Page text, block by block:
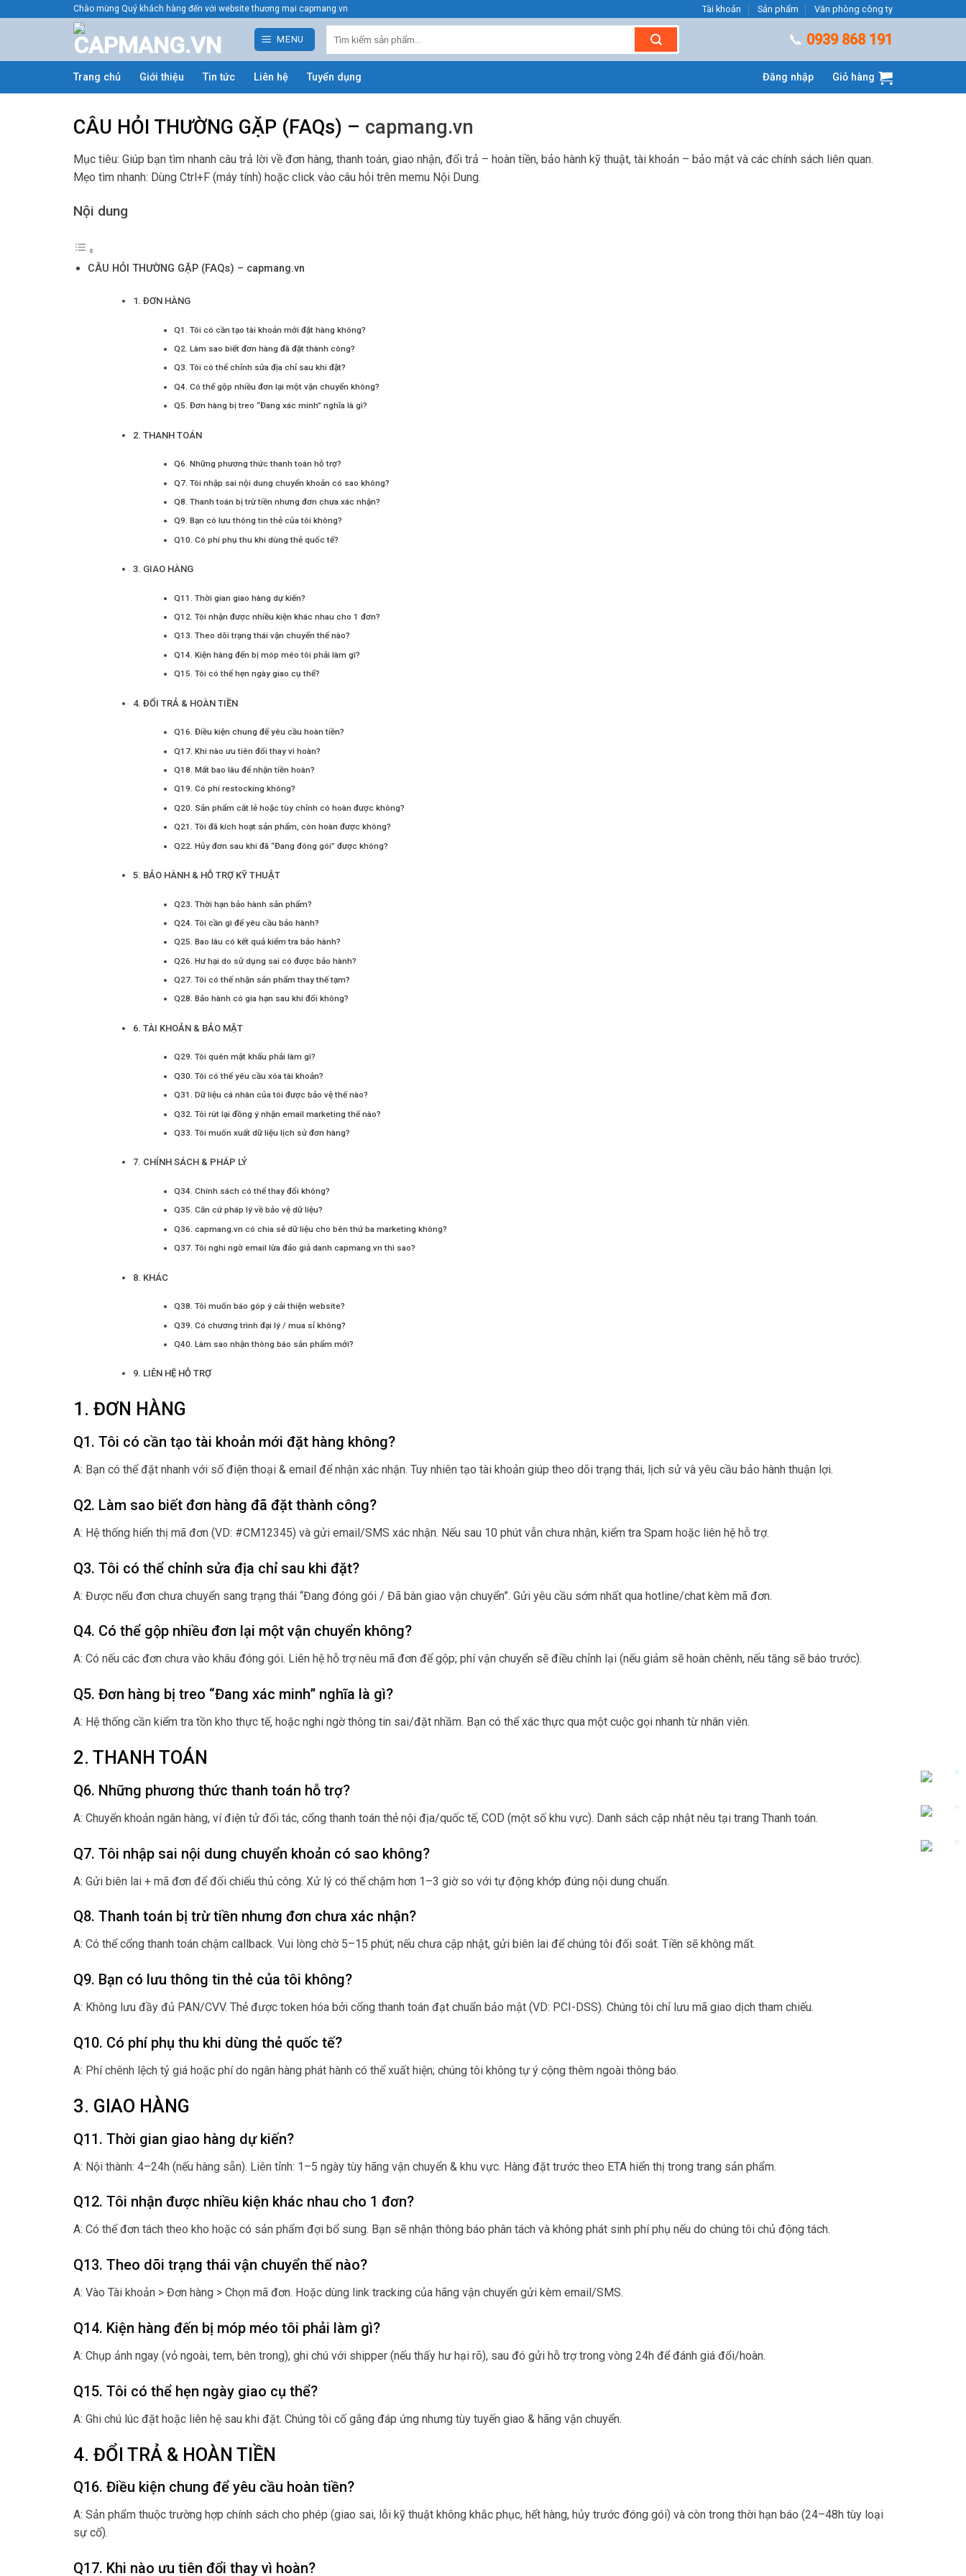
dung
Chào mừng Quý khách hàng đến với website thương mại capmang.vn Tài khoản Sản phẩm Văn phòng công ty
MENU
kiếm:
📞 0939 868 191
Trang chủ Giới thiệu Tin tức Liên hệ Tuyển dụng Đăng nhập Giỏ hàng
CÂU HỎI THƯỜNG GẶP (FAQs) – capmang.vn
Mục tiêu: Giúp bạn tìm nhanh câu trả lời về đơn hàng, thanh toán, giao nhận, đổi trả – hoàn tiền, bảo hành kỹ thuật, tài khoản – bảo mật và các chính sách liên quan.
Mẹo tìm nhanh: Dùng Ctrl+F (máy tính) hoặc click vào câu hỏi trên memu Nội Dung.
Nội dung
CÂU HỎI THƯỜNG GẶP (FAQs) – capmang.vn
1. ĐƠN HÀNG
Q1. Tôi có cần tạo tài khoản mới đặt hàng không?
Q2. Làm sao biết đơn hàng đã đặt thành công?
Q3. Tôi có thể chỉnh sửa địa chỉ sau khi đặt?
Q4. Có thể gộp nhiều đơn lại một vận chuyển không?
Q5. Đơn hàng bị treo “Đang xác minh” nghĩa là gì?
2. THANH TOÁN
Q6. Những phương thức thanh toán hỗ trợ?
Q7. Tôi nhập sai nội dung chuyển khoản có sao không?
Q8. Thanh toán bị trừ tiền nhưng đơn chưa xác nhận?
Q9. Bạn có lưu thông tin thẻ của tôi không?
Q10. Có phí phụ thu khi dùng thẻ quốc tế?
3. GIAO HÀNG
Q11. Thời gian giao hàng dự kiến?
Q12. Tôi nhận được nhiều kiện khác nhau cho 1 đơn?
Q13. Theo dõi trạng thái vận chuyển thế nào?
Q14. Kiện hàng đến bị móp méo tôi phải làm gì?
Q15. Tôi có thể hẹn ngày giao cụ thể?
4. ĐỔI TRẢ & HOÀN TIỀN
Q16. Điều kiện chung để yêu cầu hoàn tiền?
Q17. Khi nào ưu tiên đổi thay vì hoàn?
Q18. Mất bao lâu để nhận tiền hoàn?
Q19. Có phí restocking không?
Q20. Sản phẩm cắt lẻ hoặc tùy chỉnh có hoàn được không?
Q21. Tôi đã kích hoạt sản phẩm, còn hoàn được không?
Q22. Hủy đơn sau khi đã “Đang đóng gói” được không?
5. BẢO HÀNH & HỖ TRỢ KỸ THUẬT
Q23. Thời hạn bảo hành sản phẩm?
Q24. Tôi cần gì để yêu cầu bảo hành?
Q25. Bao lâu có kết quả kiểm tra bảo hành?
Q26. Hư hại do sử dụng sai có được bảo hành?
Q27. Tôi có thể nhận sản phẩm thay thế tạm?
Q28. Bảo hành có gia hạn sau khi đổi không?
6. TÀI KHOẢN & BẢO MẬT
Q29. Tôi quên mật khẩu phải làm gì?
Q30. Tôi có thể yêu cầu xóa tài khoản?
Q31. Dữ liệu cá nhân của tôi được bảo vệ thế nào?
Q32. Tôi rút lại đồng ý nhận email marketing thế nào?
Q33. Tôi muốn xuất dữ liệu lịch sử đơn hàng?
7. CHÍNH SÁCH & PHÁP LÝ
Q34. Chính sách có thể thay đổi không?
Q35. Căn cứ pháp lý về bảo vệ dữ liệu?
Q36. capmang.vn có chia sẻ dữ liệu cho bên thứ ba marketing không?
Q37. Tôi nghi ngờ email lừa đảo giả danh capmang.vn thì sao?
8. KHÁC
Q38. Tôi muốn báo góp ý cải thiện website?
Q39. Có chương trình đại lý / mua sỉ không?
Q40. Làm sao nhận thông báo sản phẩm mới?
9. LIÊN HỆ HỖ TRỢ
1. ĐƠN HÀNG
Q1. Tôi có cần tạo tài khoản mới đặt hàng không?
A: Bạn có thể đặt nhanh với số điện thoại & email để nhận xác nhận. Tuy nhiên tạo tài khoản giúp theo dõi trạng thái, lịch sử và yêu cầu bảo hành thuận lợi.
Q2. Làm sao biết đơn hàng đã đặt thành công?
A: Hệ thống hiển thị mã đơn (VD: #CM12345) và gửi email/SMS xác nhận. Nếu sau 10 phút vẫn chưa nhận, kiểm tra Spam hoặc liên hệ hỗ trợ.
Q3. Tôi có thể chỉnh sửa địa chỉ sau khi đặt?
A: Được nếu đơn chưa chuyển sang trạng thái “Đang đóng gói / Đã bàn giao vận chuyển”. Gửi yêu cầu sớm nhất qua hotline/chat kèm mã đơn.
Q4. Có thể gộp nhiều đơn lại một vận chuyển không?
A: Có nếu các đơn chưa vào khâu đóng gói. Liên hệ hỗ trợ nêu mã đơn để gộp; phí vận chuyển sẽ điều chỉnh lại (nếu giảm sẽ hoàn chênh, nếu tăng sẽ báo trước).
Q5. Đơn hàng bị treo “Đang xác minh” nghĩa là gì?
A: Hệ thống cần kiểm tra tồn kho thực tế, hoặc nghi ngờ thông tin sai/đặt nhầm. Bạn có thể xác thực qua một cuộc gọi nhanh từ nhân viên.
2. THANH TOÁN
Q6. Những phương thức thanh toán hỗ trợ?
A: Chuyển khoản ngân hàng, ví điện tử đối tác, cổng thanh toán thẻ nội địa/quốc tế, COD (một số khu vực). Danh sách cập nhật nêu tại trang Thanh toán.
Q7. Tôi nhập sai nội dung chuyển khoản có sao không?
A: Gửi biên lai + mã đơn để đối chiếu thủ công. Xử lý có thể chậm hơn 1–3 giờ so với tự động khớp đúng nội dung chuẩn.
Q8. Thanh toán bị trừ tiền nhưng đơn chưa xác nhận?
A: Có thể cổng thanh toán chậm callback. Vui lòng chờ 5–15 phút; nếu chưa cập nhật, gửi biên lai để chúng tôi đối soát. Tiền sẽ không mất.
Q9. Bạn có lưu thông tin thẻ của tôi không?
A: Không lưu đầy đủ PAN/CVV. Thẻ được token hóa bởi cổng thanh toán đạt chuẩn bảo mật (VD: PCI-DSS). Chúng tôi chỉ lưu mã giao dịch tham chiếu.
Q10. Có phí phụ thu khi dùng thẻ quốc tế?
A: Phí chênh lệch tỷ giá hoặc phí do ngân hàng phát hành có thể xuất hiện; chúng tôi không tự ý cộng thêm ngoài thông báo.
3. GIAO HÀNG
Q11. Thời gian giao hàng dự kiến?
A: Nội thành: 4–24h (nếu hàng sẵn). Liên tỉnh: 1–5 ngày tùy hãng vận chuyển & khu vực. Hàng đặt trước theo ETA hiển thị trong trang sản phẩm.
Q12. Tôi nhận được nhiều kiện khác nhau cho 1 đơn?
A: Có thể đơn tách theo kho hoặc có sản phẩm đợi bổ sung. Bạn sẽ nhận thông báo phân tách và không phát sinh phí phụ nếu do chúng tôi chủ động tách.
Q13. Theo dõi trạng thái vận chuyển thế nào?
A: Vào Tài khoản > Đơn hàng > Chọn mã đơn. Hoặc dùng link tracking của hãng vận chuyển gửi kèm email/SMS.
Q14. Kiện hàng đến bị móp méo tôi phải làm gì?
A: Chụp ảnh ngay (vỏ ngoài, tem, bên trong), ghi chú với shipper (nếu thấy hư hại rõ), sau đó gửi hỗ trợ trong vòng 24h để đánh giá đổi/hoàn.
Q15. Tôi có thể hẹn ngày giao cụ thể?
A: Ghi chú lúc đặt hoặc liên hệ sau khi đặt. Chúng tôi cố gắng đáp ứng nhưng tùy tuyến giao & hãng vận chuyển.
4. ĐỔI TRẢ & HOÀN TIỀN
Q16. Điều kiện chung để yêu cầu hoàn tiền?
A: Sản phẩm thuộc trường hợp chính sách cho phép (giao sai, lỗi kỹ thuật không khắc phục, hết hàng, hủy trước đóng gói) và còn trong thời hạn báo (24–48h tùy loại
sự cố).
Q17. Khi nào ưu tiên đổi thay vì hoàn?